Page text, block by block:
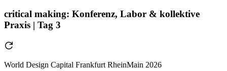
critical making: Konferenz, Labor & kollektive
Praxis | Tag 3
World Design Capital Frankfurt RheinMain 2026